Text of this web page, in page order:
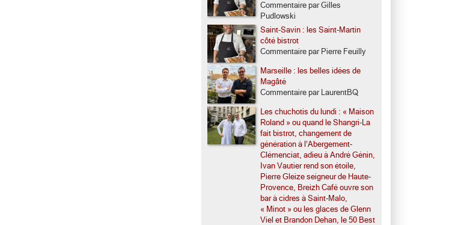
Commentaire par Gilles
Pudlowski
Saint-Savin : les Saint-Martin
côté bistrot
Commentaire par Pierre Feuilly
Marseille : les belles idées de
Magâté
Commentaire par LaurentBQ
Les chuchotis du lundi : « Maison
Roland » ou quand le Shangri-La
fait bistrot, changement de
génération à l’Abergement-
Clémenciat, adieu à André Génin,
Ivan Vautier rend son étoile,
Pierre Gleize seigneur de Haute-
Provence, Breizh Café ouvre son
bar à cidres à Saint-Malo,
« Minot » ou les glaces de Glenn
Viel et Brandon Dehan, le 50 Best